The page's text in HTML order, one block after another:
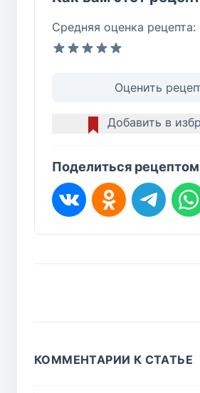
Средняя оценка рецепта:
Оценить
Добавить в
Поделиться
КОММЕНТАРИИ К СТАТЬЕ